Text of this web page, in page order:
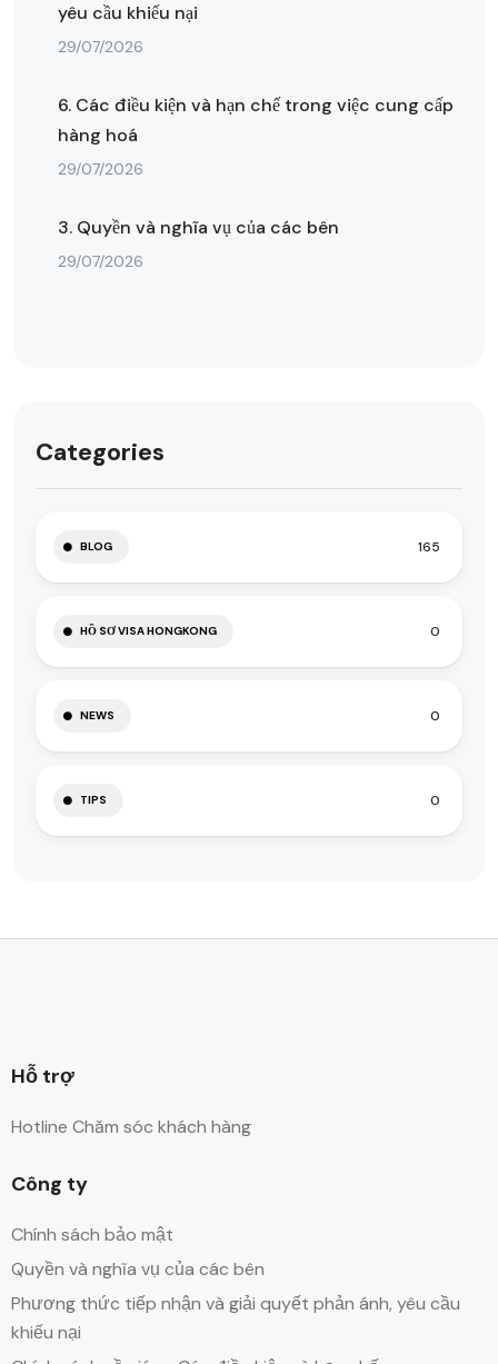
yêu cầu khiếu nại
29/07/2026
6. Các điều kiện và hạn chế trong việc cung cấp
hàng hoá
29/07/2026
3. Quyền và nghĩa vụ của các bên
29/07/2026
Categories
BLOG 165
HỒ SƠ VISA HONGKONG 0
NEWS 0
TIPS 0
Hỗ trợ
Hotline Chăm sóc khách hàng
Công ty
Chính sách bảo mật
Quyền và nghĩa vụ của các bên
Phương thức tiếp nhận và giải quyết phản ánh, yêu cầu
khiếu nại